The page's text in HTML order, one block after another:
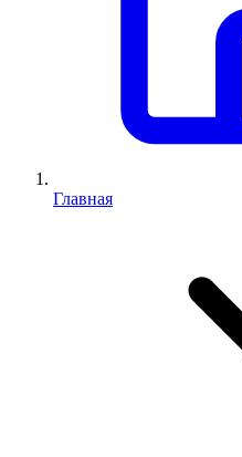
Главная